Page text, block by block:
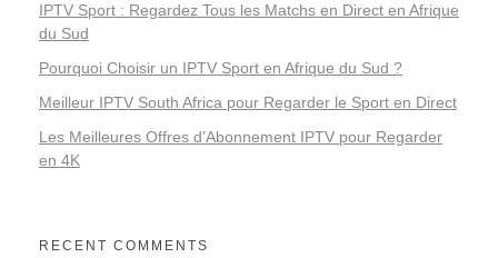
IPTV Sport : Regardez Tous les Matchs en Direct en Afrique
du Sud
Pourquoi Choisir un IPTV Sport en Afrique du Sud ?
Meilleur IPTV South Africa pour Regarder le Sport en Direct
Les Meilleures Offres d’Abonnement IPTV pour Regarder
en 4K
RECENT COMMENTS